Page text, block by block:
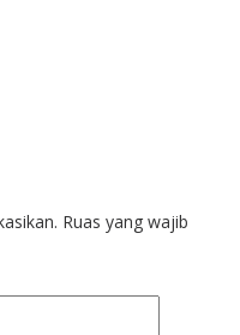
Ruas yang wajib